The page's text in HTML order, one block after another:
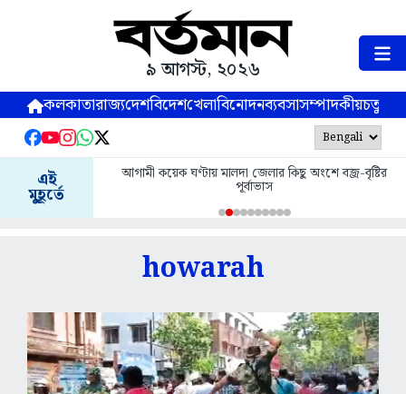
৯ আগস্ট, ২০২৬
কলকাতারাজ্যদেশবিদেশখেলাবিনোদনব্যবসাসম্পাদকীয়
এই
মুহূর্তে
আগামী কয়েক ঘণ্টায় মালদা জেলার কিছু অংশে বজ্র-বৃষ্টির
পূর্বাভাস
howarah